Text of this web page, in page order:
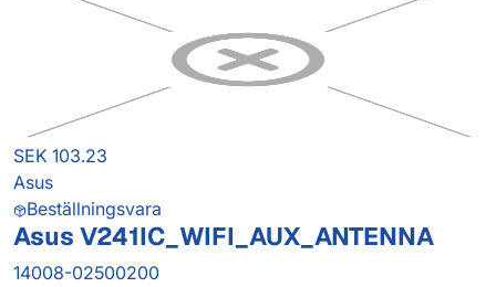
SEK 103.23
Asus
Beställningsvara
Asus V241IC_WIFI_AUX_ANTENNA
14008-02500200